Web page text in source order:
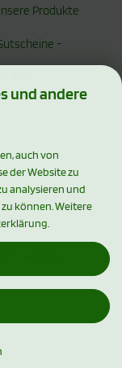
Produkte
-
und andere
auch von
der Website zu
analysieren und
können. Weitere